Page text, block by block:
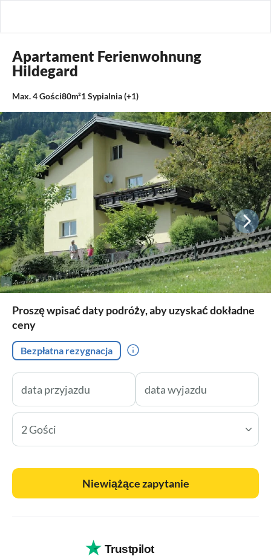
Apartament Ferienwohnung
Hildegard
Max.4Gości80m²1Sypialnia (+1)
Proszę wpisać daty podróży, aby uzyskać dokładne
ceny
Bezpłatna rezygnacja
2 Gości
Niewiążące zapytanie